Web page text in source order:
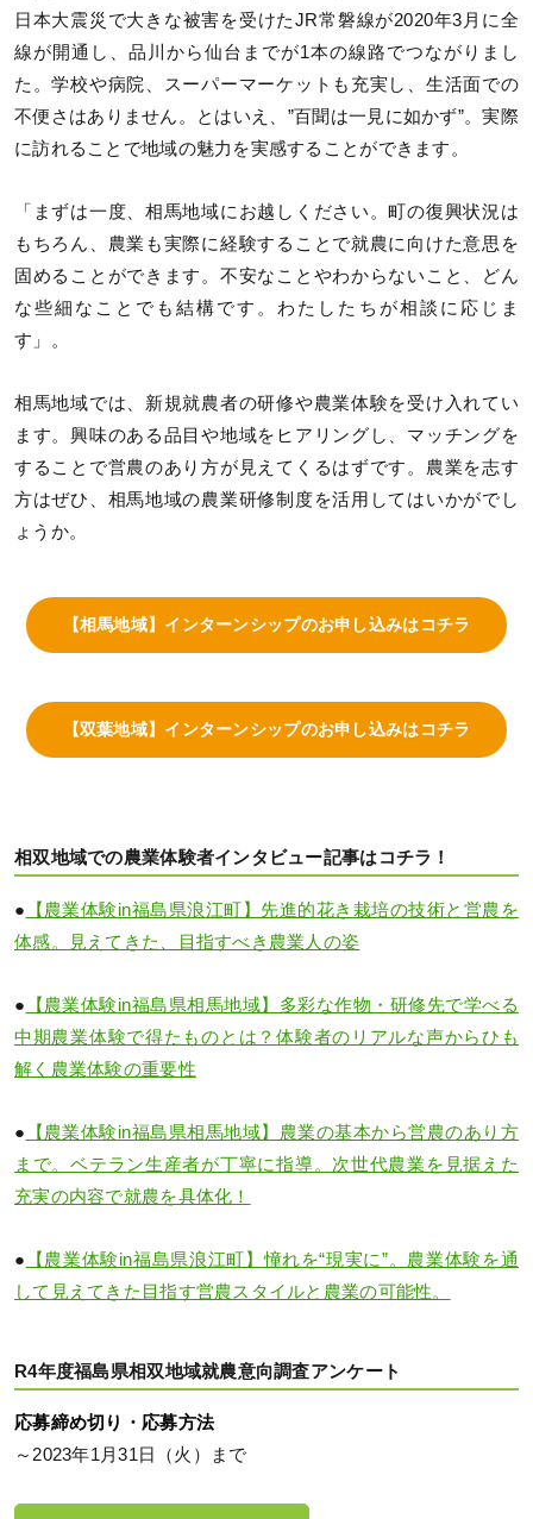
日本大震災で大きな被害を受けたJR常磐線が2020年3月に全
線が開通し、品川から仙台までが1本の線路でつながりまし
た。学校や病院、スーパーマーケットも充実し、生活面での
不便さはありません。とはいえ、”百聞は一見に如かず”。実際
に訪れることで地域の魅力を実感することができます。
「まずは一度、相馬地域にお越しください。町の復興状況は
もちろん、農業も実際に経験することで就農に向けた意思を
固めることができます。不安なことやわからないこと、どん
な些細なことでも結構です。わたしたちが相談に応じま
す」。
相馬地域では、新規就農者の研修や農業体験を受け入れてい
ます。興味のある品目や地域をヒアリングし、マッチングを
することで営農のあり方が見えてくるはずです。農業を志す
方はぜひ、相馬地域の農業研修制度を活用してはいかがでし
ょうか。
【相馬地域】インターンシップのお申し込みはコチラ
【双葉地域】インターンシップのお申し込みはコチラ
相双地域での農業体験者インタビュー記事はコチラ！
● 【農業体験in福島県浪江町】先進的花き栽培の技術と営農を
体感。見えてきた、目指すべき農業人の姿
● 【農業体験in福島県相馬地域】多彩な作物・研修先で学べる
中期農業体験で得たものとは？体験者のリアルな声からひも
解く農業体験の重要性
● 【農業体験in福島県相馬地域】農業の基本から営農のあり方
まで。ベテラン生産者が丁寧に指導。次世代農業を見据えた
充実の内容で就農を具体化！
●
【農業体験in福島県浪江町】憧れを“現実に”。農業体験を通
して見えてきた目指す営農スタイルと農業の可能性。
R4年度福島県相双地域就農意向調査アンケート
応募締め切り・応募方法
～2023年1月31日（火）まで